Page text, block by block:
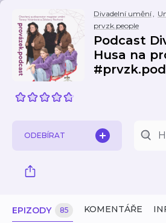
Divadelní umění,
prvzk.people
Podcast
Husa na
ODEBÍRAT
EPIZODY 85 KOMENTÁŘE